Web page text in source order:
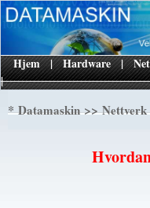
|
Hjem | Hardware |
*Datamaskin>>Nettverk